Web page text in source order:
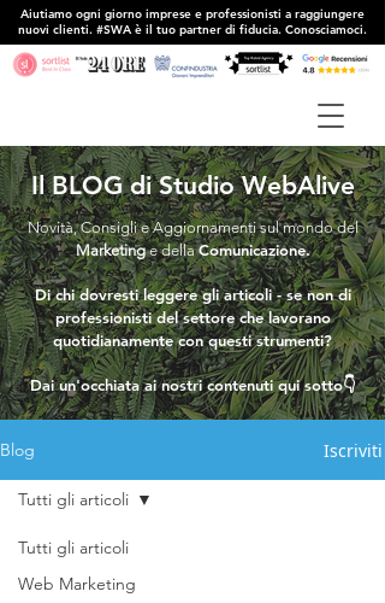
Aiutiamo ogni giorno imprese e professionisti a raggiungere
nuovi clienti. #SWA è il tuo partner di fiducia. Conosciamoci.
Il BLOG di Studio WebAlive
Novità, Consigli e Aggiornamenti sul mondo del
Marketinge dellaComunicazione.
Di chi dovresti leggere gli articoli - se non di
professionisti del settore che lavorano
quotidianamente con questi strumenti?
Dai un'occhiata ai nostri contenuti qui sotto👇
Blog Iscriviti
Tutti gli articoli
Web Marketing
Tutti gli articoli